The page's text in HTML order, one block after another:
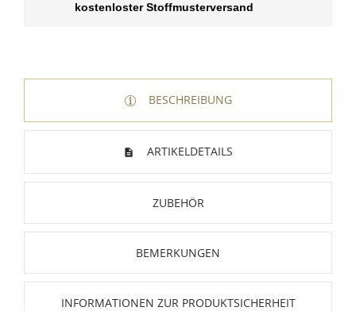
kostenloster Stoffmusterversand
BESCHREIBUNG
ARTIKELDETAILS
ZUBEHÖR
BEMERKUNGEN
INFORMATIONEN ZUR PRODUKTSICHERHEIT